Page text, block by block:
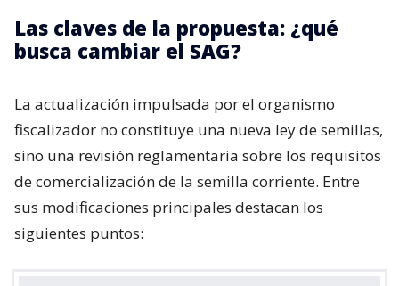
Las claves de la propuesta: ¿qué
busca cambiar el SAG?
La actualización impulsada por el organismo
fiscalizador no constituye una nueva ley de semillas,
sino una revisión reglamentaria sobre los requisitos
de comercialización de la semilla corriente. Entre
sus modificaciones principales destacan los
siguientes puntos: